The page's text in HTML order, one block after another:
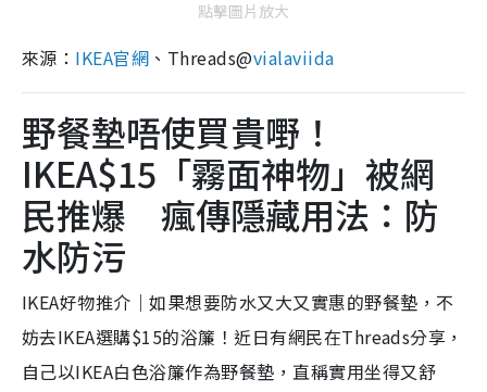
點擊圖片放大
來源： IKEA官網 、Threads@vialaviida
野餐墊唔使買貴嘢！
IKEA$15「霧面神物」被網
民推爆 瘋傳隱藏用法：防
水防污
IKEA好物推介｜如果想要防水又大又實惠的野餐墊，不
妨去IKEA選購$15的浴簾！近日有網民在Threads分享，
自己以IKEA白色浴簾作為野餐墊，直稱實用坐得又舒